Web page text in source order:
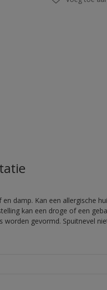
damp. Kan een allergische
kan een droge of een
worden gevormd. Spuitnevel